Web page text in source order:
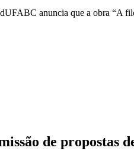
anuncia que a obra “A
de propostas